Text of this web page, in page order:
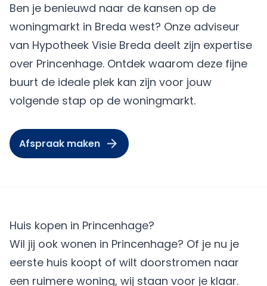
Ben je benieuwd naar de kansen op de
woningmarkt in Breda west? Onze adviseur
van Hypotheek Visie Breda deelt zijn expertise
over Princenhage. Ontdek waarom deze fijne
buurt de ideale plek kan zijn voor jouw
volgende stap op de woningmarkt.
Afspraak maken
Huis kopen in Princenhage?
Wil jij ook wonen in Princenhage? Of je nu je
eerste huis koopt of wilt doorstromen naar
een ruimere woning, wij staan voor je klaar.